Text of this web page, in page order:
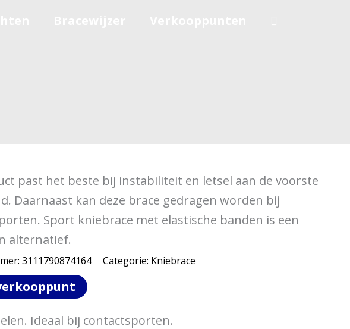
past het beste bij instabiliteit en letsel aan de voorste
Daarnaast kan deze brace gedragen worden bij
Sport kniebrace met elastische banden is een
alternatief.
3111790874164 Categorie: Kniebrace
Ideaal bij contactsporten.